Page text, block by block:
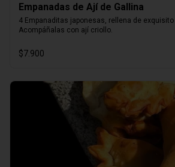
Empanadas de Ají de Gallina
4 Empanaditas japonesas, rellena de exquisito
Acompáñalas con ají criollo.
$7.900